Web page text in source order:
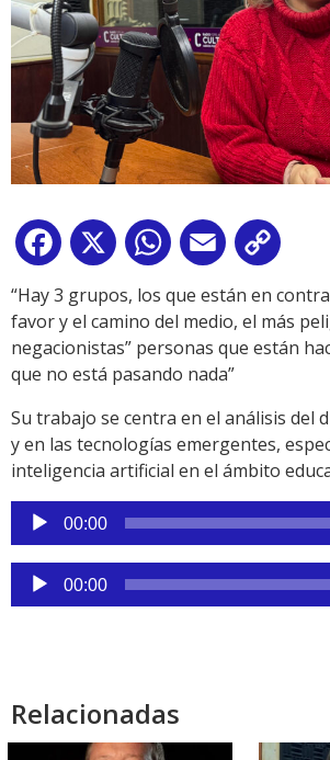
Facebook
X WhatsApp
Email
Link
“Hay 3 grupos, los que están en
favor y el camino del medio, el más
negacionistas” personas que están
que no está pasando nada”
Su trabajo se centra en el análisis del
y en las tecnologías emergentes,
inteligencia artificial en el ámbito
Reproductor
de
audio
00:00
Reproductor
de
00:00
Relacionadas